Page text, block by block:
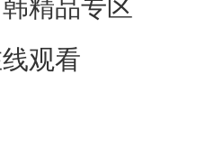
精品专区
观看